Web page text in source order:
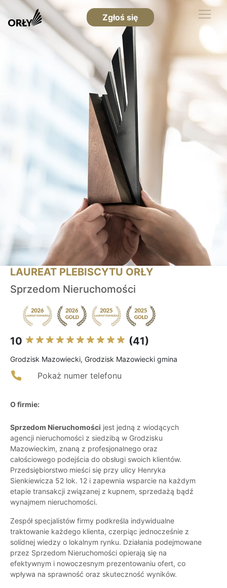
Zgłoś się
LAUREAT PLEBISCYTU ORŁY
Sprzedom Nieruchomości
10 (41)
Grodzisk Mazowiecki, Grodzisk Mazowiecki gmina
Pokaż numer telefonu
O firmie:
Sprzedom Nieruchomości jest jedną z wiodących
agencji nieruchomości z siedzibą w Grodzisku
Mazowieckim, znaną z profesjonalnego oraz
całościowego podejścia do obsługi swoich klientów.
Przedsiębiorstwo mieści się przy ulicy Henryka
Sienkiewicza 52 lok. 12 i zapewnia wsparcie na każdym
etapie transakcji związanej z kupnem, sprzedażą bądź
wynajmem nieruchomości.
Zespół specjalistów firmy podkreśla indywidualne
traktowanie każdego klienta, czerpiąc jednocześnie z
solidnej wiedzy o lokalnym rynku. Działania podejmowane
przez Sprzedom Nieruchomości opierają się na
efektywnym i nowoczesnym prezentowaniu ofert, co
wpływa na sprawność oraz skuteczność wyników.